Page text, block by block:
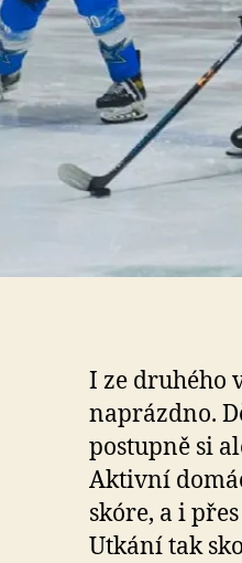
I ze druhého
naprázdno.
postupně si
Aktivní
skóre, a i
Utkání tak